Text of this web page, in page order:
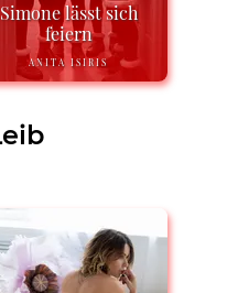
Simone lässt sich
feiern
ANITA ISIRIS